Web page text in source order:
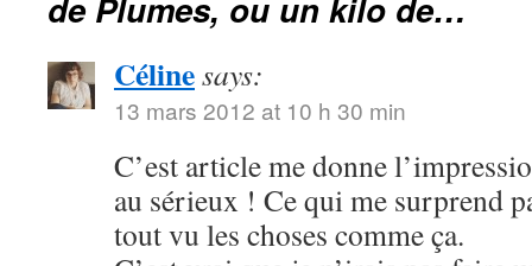
Célinesays:
13 mars 2012 at 10 h 30 min
C’est article me donne
au sérieux ! Ce qui me surprend
tout vu les choses comme ça.